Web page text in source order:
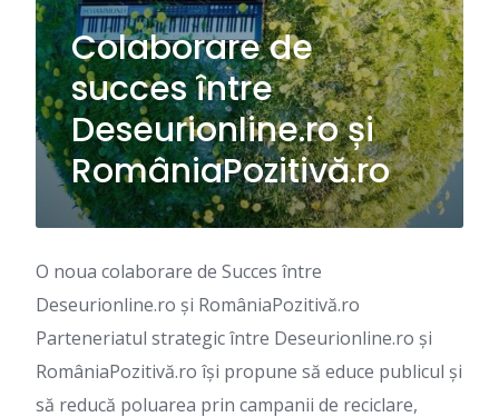
Colaborare de
succes între
Deseurionline.ro și
RomâniaPozitivă.ro
O noua colaborare de Succes între
Deseurionline.ro și RomâniaPozitivă.ro
Parteneriatul strategic între Deseurionline.ro și
RomâniaPozitivă.ro își propune să educe publicul și
să reducă poluarea prin campanii de reciclare,